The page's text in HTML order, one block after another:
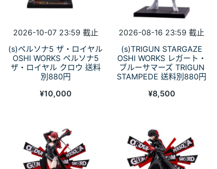
2026-10-07 23:59 截止
(s)ペルソナ5 ザ・ロイヤル
OSHI WORKS ペルソナ5
ザ・ロイヤル クロウ 送料
別880円
¥10,000
2026-08-16 23:59 截止
(s)TRIGUN STARGAZE
OSHI WORKS レガート・
ブルーサマーズ TRIGUN
STAMPEDE 送料別880円
¥8,500